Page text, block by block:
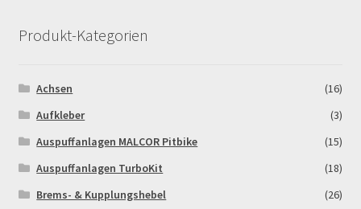
Produkt-Kategorien
Achsen
(16)
Aufkleber
(3)
Auspuffanlagen MALCOR Pitbike
(15)
Auspuffanlagen TurboKit
(18)
Brems- & Kupplungshebel
(26)